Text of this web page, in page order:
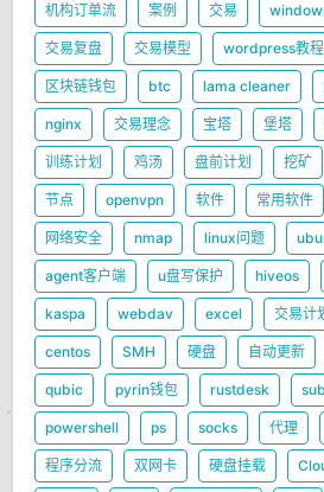
机构订单流 案例 交易
交易复盘 交易模型 wordpress教程
区块链钱包 btc lama cleaner
nginx 交易理念 宝塔 堡塔
训练计划 鸡汤 盘前计划 挖矿
节点 openvpn 软件 常用软件
网络安全 nmap linux问题
agent客户端 u盘写保护 hiveos
kaspa webdav excel 交易计
centos SMH 硬盘 自动更新
qubic pyrin钱包 rustdesk sub
powershell ps socks 代理
程序分流 双网卡 硬盘挂载